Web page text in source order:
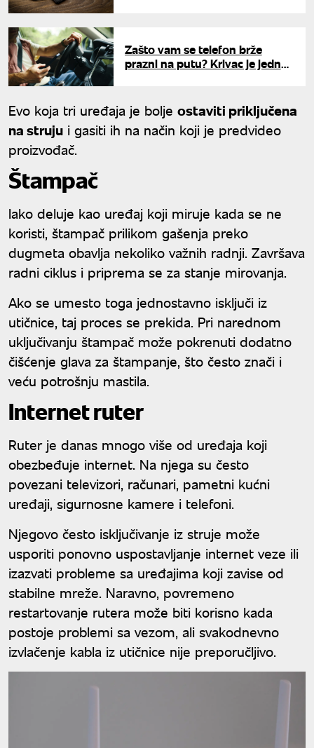
Zašto vam se telefon brže
prazni na putu? Krivac je jedna
Evo koja tri uređaja je bolje ostaviti priključena
na struju i gasiti ih na način koji je predvideo
proizvođač.
Štampač
Iako deluje kao uređaj koji miruje kada se ne
koristi, štampač prilikom gašenja preko
dugmeta obavlja nekoliko važnih radnji. Završava
radni ciklus i priprema se za stanje mirovanja.
Ako se umesto toga jednostavno isključi iz
utičnice, taj proces se prekida. Pri narednom
uključivanju štampač može pokrenuti dodatno
čišćenje glava za štampanje, što često znači i
veću potrošnju mastila.
Internet ruter
Ruter je danas mnogo više od uređaja koji
obezbeđuje internet. Na njega su često
povezani televizori, računari, pametni kućni
uređaji, sigurnosne kamere i telefoni.
Njegovo često isključivanje iz struje može
usporiti ponovno uspostavljanje internet veze ili
izazvati probleme sa uređajima koji zavise od
stabilne mreže. Naravno, povremeno
restartovanje rutera može biti korisno kada
postoje problemi sa vezom, ali svakodnevno
izvlačenje kabla iz utičnice nije preporučljivo.